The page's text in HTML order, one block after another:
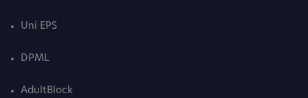
Uni EPS
DPML
AdultBlock